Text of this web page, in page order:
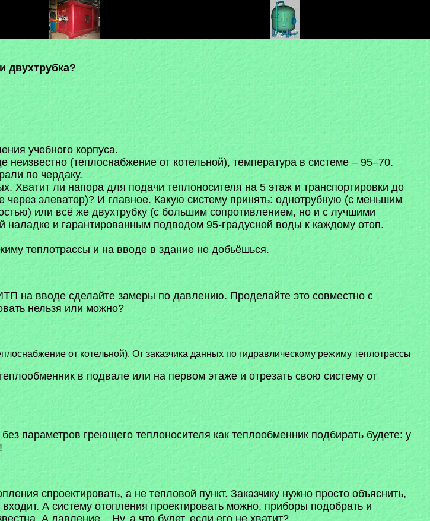
двухтрубка?
учебного корпуса.
(теплоснабжение от котельной), температура в системе – 95–70.
по чердаку.
Хватит ли напора для подачи теплоносителя на 5 этаж и транспортировки до
через элеватор)? И главное. Какую систему принять: однотрубную (с меньшим
или всё же двухтрубку (с большим сопротивлением, но и с лучшими
наладке и гарантированным подводом 95-градусной воды к каждому отоп.
теплотрассы и на вводе в здание не добьёшься.
на вводе сделайте замеры по давлению. Проделайте это совместно с
нельзя или можно?
от котельной). От заказчика данных по гидравлическому режиму теплотрассы
в подвале или на первом этаже и отрезать свою систему от
параметров греющего теплоносителя как теплообменник подбирать будете: у
спроектировать, а не тепловой пункт. Заказчику нужно просто объяснить,
А систему отопления проектировать можно, приборы подобрать и
А давление... Ну, а что будет, если его не хватит?